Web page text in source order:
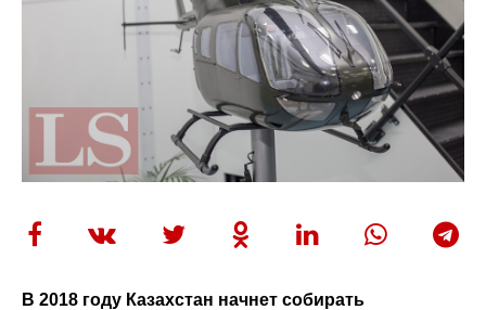
В 2018 году Казахстан начнет собирать